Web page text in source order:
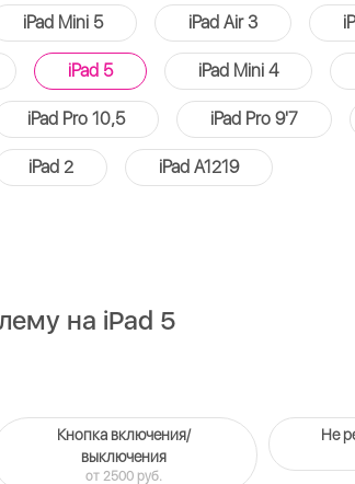
iPad Mini 5 iPad Air 3
iPad 5 iPad Mini 4
iPad Pro 10,5 iPad Pro 9'7
iPad 2 iPad A1219
на iPad 5
Кнопка включения/
выключения
от 2500 руб.
Не